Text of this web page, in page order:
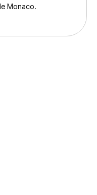
Monaco.